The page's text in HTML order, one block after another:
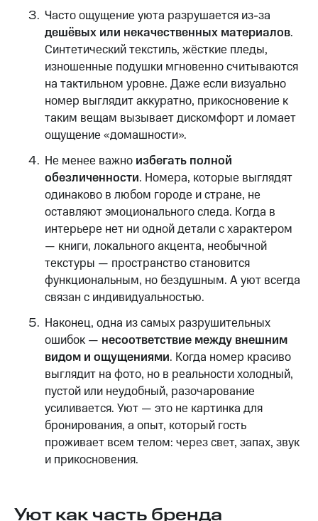
Часто ощущение уюта разрушается из-за
дешёвых или некачественных материалов.
Синтетический текстиль, жёсткие пледы,
изношенные подушки мгновенно считываются
на тактильном уровне. Даже если визуально
номер выглядит аккуратно, прикосновение к
таким вещам вызывает дискомфорт и ломает
ощущение «домашности».
Не менее важно избегать полной
обезличенности. Номера, которые выглядят
одинаково в любом городе и стране, не
оставляют эмоционального следа. Когда в
интерьере нет ни одной детали с характером
— книги, локального акцента, необычной
текстуры — пространство становится
функциональным, но бездушным. А уют всегда
связан с индивидуальностью.
Наконец, одна из самых разрушительных
ошибок — несоответствие между внешним
видом и ощущениями. Когда номер красиво
выглядит на фото, но в реальности холодный,
пустой или неудобный, разочарование
усиливается. Уют — это не картинка для
бронирования, а опыт, который гость
проживает всем телом: через свет, запах, звук
и прикосновения.
Уют как часть бренда